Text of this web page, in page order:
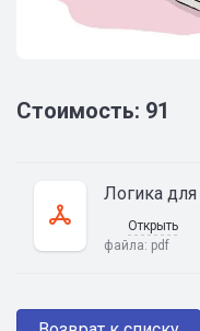
Стоимость: 91
Логика
Открыть
файла: pdf